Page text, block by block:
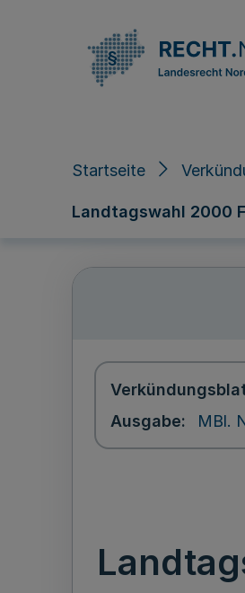
Startseite
Landtagswahl 2000
Ausgabe
MBl.